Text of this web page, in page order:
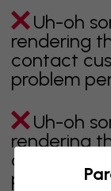
Uh-oh
rendering
contact
problem
Uh-oh
rendering
contact
problem